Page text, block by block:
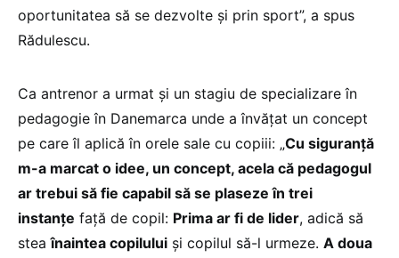
oportunitatea să se dezvolte și prin sport”, a spus
Rădulescu.
Ca antrenor a urmat și un stagiu de specializare în
pedagogie în Danemarca unde a învățat un concept
pe care îl aplică în orele sale cu copiii: „Cu siguranță
m-a marcat o idee, un concept, acela că pedagogul
ar trebui să fie capabil să se plaseze în trei
instanțe față de copil: Prima ar fi de lider, adică să
steaînaintea copilului și copilul să-l urmeze. A doua